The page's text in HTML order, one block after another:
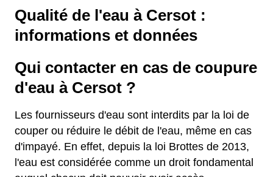
Qualité de l'eau à Cersot :
informations et données
Qui contacter en cas de coupure
d'eau à Cersot ?
Les fournisseurs d'eau sont interdits par la loi de
couper ou réduire le débit de l'eau, même en cas
d'impayé. En effet, depuis la loi Brottes de 2013,
l'eau est considérée comme un droit fondamental